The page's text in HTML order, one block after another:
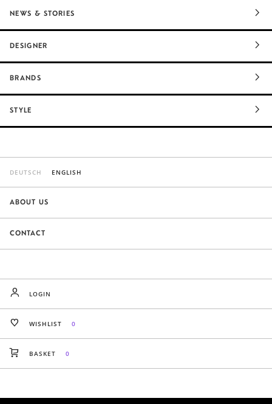
NEWS & STORIES
DESIGNER
BRANDS
STYLE
DEUTSCH ENGLISH
ABOUT US
CONTACT
LOGIN
WISHLIST 0
BASKET 0